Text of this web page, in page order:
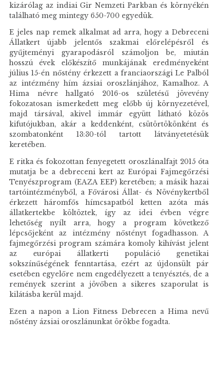
kizárólag az indiai Gir Nemzeti Parkban és környékén
található meg mintegy 650-700 egyedük.
E jeles nap remek alkalmat ad arra, hogy a Debreceni
Állatkert újabb jelentős szakmai előrelépésről és
gyűjteményi gyarapodásról számoljon be, miután
hosszú évek előkészítő munkájának eredményeként
július 15-én nőstény érkezett a franciaországi Le Palból
az intézmény hím ázsiai oroszlánjához, Kamalhoz. A
Hima névre hallgató 2016-os születésű jövevény
fokozatosan ismerkedett meg előbb új környezetével,
majd társával, akivel immár együtt látható közös
kifutójukban, akár a keddenként, csütörtökönként és
szombatonként 13:30-tól tartott látványetetésük
keretében.
E ritka és fokozottan fenyegetett oroszlánalfajt 2015 óta
mutatja be a debreceni kert az Európai Fajmegőrzési
Tenyészprogram (EAZA EEP) keretében; a másik hazai
tartóintézményből, a Fővárosi Állat- és Növénykertből
érkezett háromfős hímcsapatból ketten azóta más
állatkertekbe költöztek, így az idei évben végre
lehetőség nyílt arra, hogy a program következő
lépcsőjeként az intézmény nőstényt fogadhasson. A
fajmegőrzési program számára komoly kihívást jelent
az európai állatkerti populáció genetikai
sokszínűségének fenntartása, ezért az újdonsült pár
esetében egyelőre nem engedélyezett a tenyésztés, de a
remények szerint a jövőben a sikeres szaporulat is
kilátásba kerül majd.
Ezen a napon a Lion Fitness Debrecen a Hima nevű
nőstény ázsiai oroszlánunkat örökbe fogadta.